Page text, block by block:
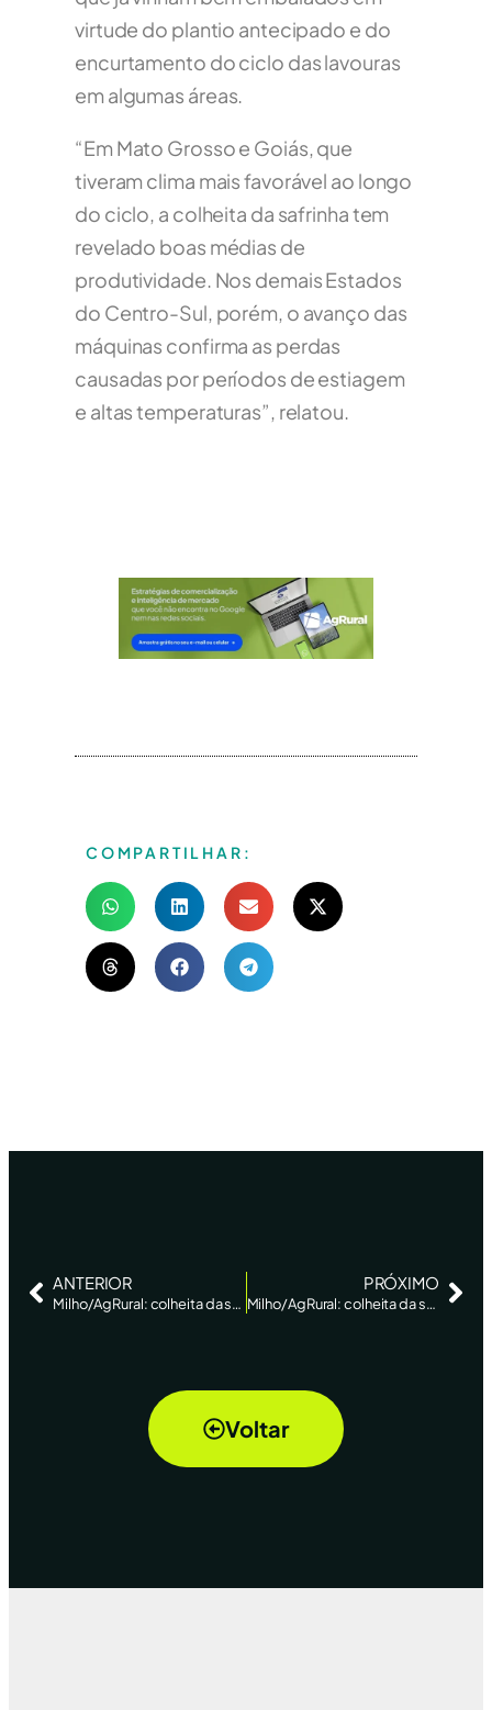
virtude do plantio antecipado e do
encurtamento do ciclo das lavouras
em algumas áreas.
“Em Mato Grosso e Goiás, que
tiveram clima mais favorável ao longo
do ciclo, a colheita da safrinha tem
revelado boas médias de
produtividade. Nos demais Estados
do Centro-Sul, porém, o avanço das
máquinas confirma as perdas
causadas por períodos de estiagem
e altas temperaturas”, relatou.
COMPARTILHAR:
ANTERIOR
Milho/AgRural: colheita da safrinha 2024 acelera e atinge 10% no Centro-Sul ante 4,7% há 7 dias
PRÓXIMO
Milho/AgRural: colheita da safrinha 2024 atinge 34% no Centro-Sul ante 21% há 7 dias
Voltar